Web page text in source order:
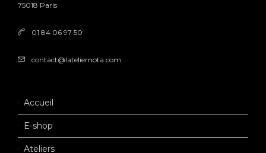
75018 Paris
01 84 06 97 50
contact@lateliernota.com
Accueil
E-shop
Ateliers